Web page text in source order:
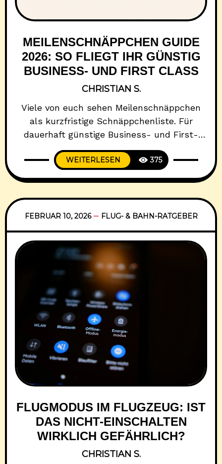
MEILENSCHNÄPPCHEN GUIDE
2026: SO FLIEGT IHR GÜNSTIG
BUSINESS- UND FIRST CLASS
CHRISTIAN S.
Viele von euch sehen Meilenschnäppchen
als kurzfristige Schnäppchenliste. Für
dauerhaft günstige Business- und First-
Class-Flüge ist aber nicht die Liste
entscheidend, sondern euer System: Wie
schnell erkennt ihr gute Deals, wie sauber
ihr das Risiko, wenn Tickets nicht flexibel
sind. Dieser Guide ist deshalb bewusst
evergreen aufgebaut. Ihr könnt
WEITERLESEN 375
FEBRUAR 10, 2026 FLUG- & BAHN-RATGEBER
FLUGMODUS IM FLUGZEUG: IST
DAS NICHT-EINSCHALTEN
WIRKLICH GEFÄHRLICH?
CHRISTIAN S.